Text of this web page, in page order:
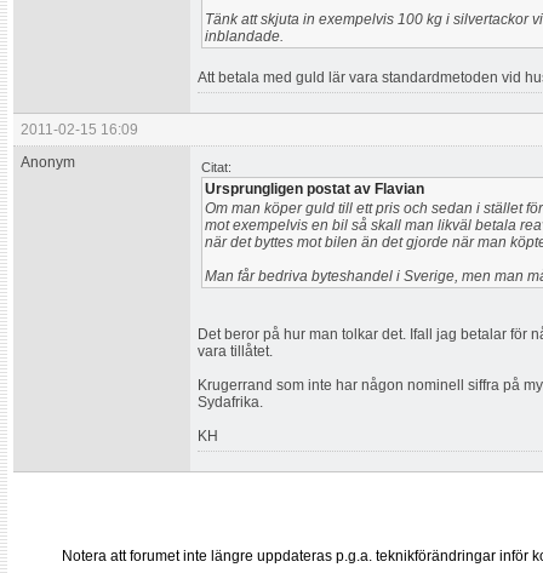
Tänk att skjuta in exempelvis 100 kg i silvertackor
inblandade.
Att betala med guld lär vara standardmetoden vid
2011-02-15 16:09
Anonym
Citat:
Ursprungligen postat av Flavian
Om man köper guld till ett pris och sedan i stället
mot exempelvis en bil så skall man likväl betala
när det byttes mot bilen än det gjorde när man
Man får bedriva byteshandel i Sverige, men man
Det beror på hur man tolkar det. Ifall jag betalar för
vara tillåtet.
Krugerrand som inte har någon nominell siffra på
Sydafrika.
KH
Notera att forumet inte längre uppdateras p.g.a. teknikförändringar inför